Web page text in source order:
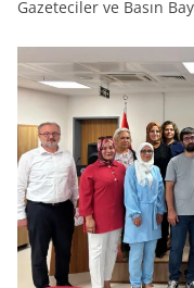
Gazeteciler ve Basın